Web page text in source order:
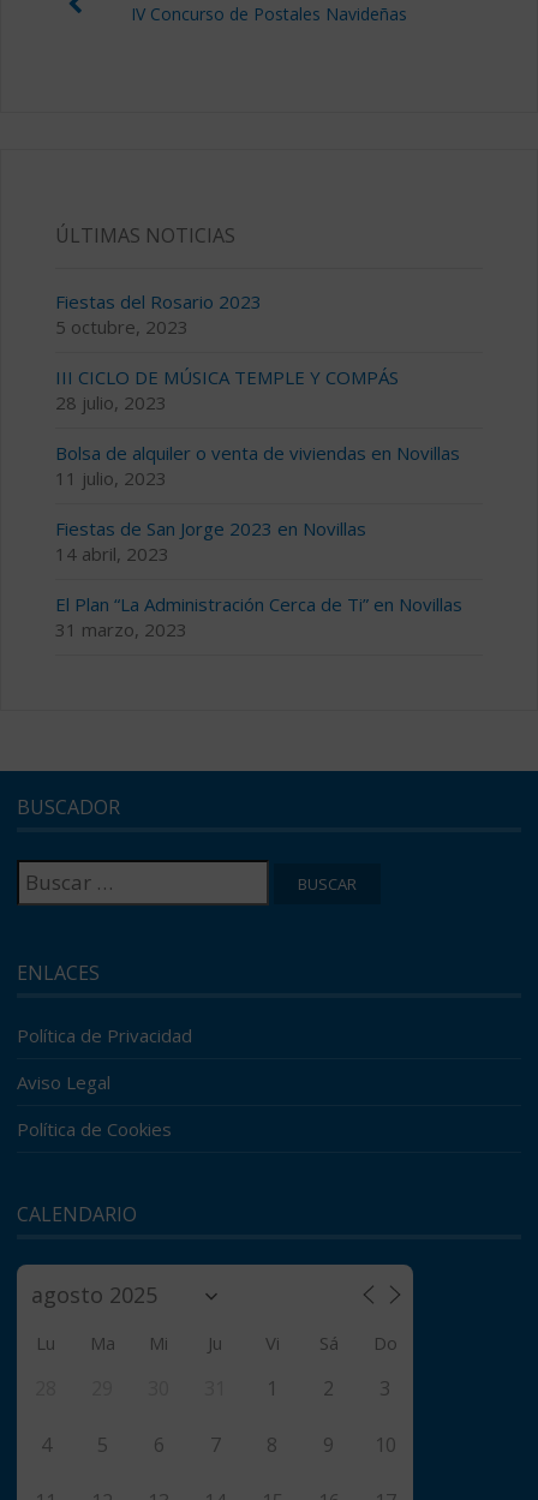
IV Concurso de Postales Navideñas
ÚLTIMAS NOTICIAS
Fiestas del Rosario 2023
5 octubre, 2023
III CICLO DE MÚSICA TEMPLE Y COMPÁS
28 julio, 2023
Bolsa de alquiler o venta de viviendas en Novillas
11 julio, 2023
Fiestas de San Jorge 2023 en Novillas
14 abril, 2023
El Plan “La Administración Cerca de Ti” en Novillas
31 marzo, 2023
BUSCADOR
Buscar:
ENLACES
Política de Privacidad
Aviso Legal
Política de Cookies
CALENDARIO
Lu Ma Mi Ju Vi Sá Do
1 2 3
4 5 6 7 8 9 10